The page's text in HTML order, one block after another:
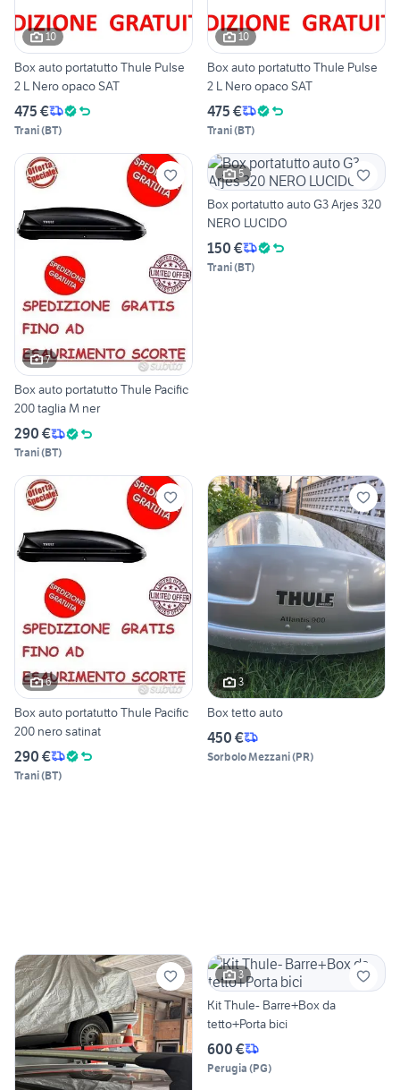
10
Box auto portatutto Thule Pulse
2 L Nero opaco SAT
475 €
Trani(BT)
10
Box auto portatutto Thule Pulse
2 L Nero opaco SAT
475 €
Trani(BT)
7
Box auto portatutto Thule Pacific
200 taglia M ner
290 €
Trani(BT)
5
Box portatutto auto G3 Arjes 320
NERO LUCIDO
150 €
Trani(BT)
6
Box auto portatutto Thule Pacific
200 nero satinat
290 €
Trani(BT)
3
Box tetto auto
450 €
Sorbolo Mezzani(PR)
3
Kit Thule- Barre+Box da
tetto+Porta bici
600 €
Perugia (PG)